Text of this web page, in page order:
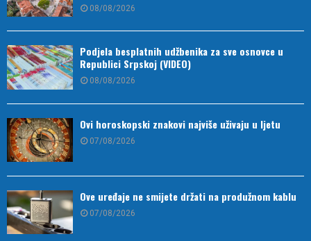
08/08/2026
Podjela besplatnih udžbenika za sve osnovce u
Republici Srpskoj (VIDEO)
08/08/2026
Ovi horoskopski znakovi najviše uživaju u ljetu
07/08/2026
Ove uređaje ne smijete držati na produžnom kablu
07/08/2026